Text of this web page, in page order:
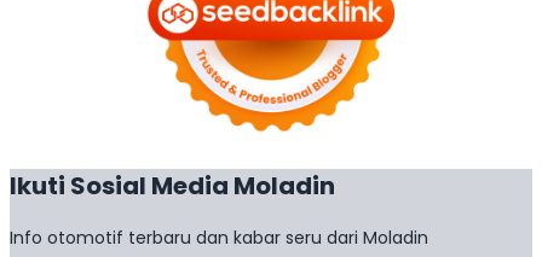
Ikuti Sosial Media Moladin
Info otomotif terbaru dan kabar seru dari Moladin